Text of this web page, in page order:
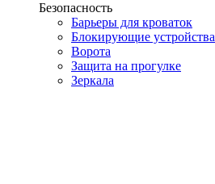
Безопасность
Барьеры для кроваток
Блокирующие устройства
Ворота
Защита на прогулке
Зеркала